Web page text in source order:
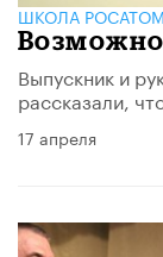
ШКОЛА
Выпускник и
рассказали,
17 апреля